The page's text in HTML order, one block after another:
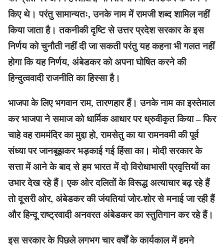
किए थे। परंतु सामान्यतः, उनके नाम में रामजी शब्द शामिल नहीं
किया जाता है। तकनीकी दृष्टि से उत्तर प्रदेश सरकार के इस
निर्णय को चुनौती नहीं दी जा सकती परंतु यह कहना भी गलत नहीं
होगा कि यह निर्णय, अंबेडकर को अपना घोषित करने की
हिन्दुत्ववादी राजनीति का हिस्सा है।
भाजपा के लिए भगवान राम, तारणहार हैं। उनके नाम का इस्तेमाल
कर भाजपा ने समाज को धार्मिक आधार पर ध्रुवीकृत किया – फिर
चाहे वह राममंदिर का मुद्दा हो, रामसेतु का या रामनवमी की पूर्व
संध्या पर जानबूझकर भड़काई गई हिंसा का। मोदी सरकार के
सत्ता में आने के बाद से हम भारत में दो विरोधाभासी प्रवृत्तियों का
उभार देख रहे हैं। एक ओर दलितों के विरूद्ध अत्याचार बढ़ रहे हैं
तो दूसरी ओर, अंबेडकर की जंयतियां जोर-शोर से मनाई जा रही हैं
और हिन्दू राष्ट्रवादी अनवरत अंबेडकर का स्तुतिगान कर रहे हैं।
इस सरकार के पिछले लगभग चार वर्षों के कार्यकाल में हमने